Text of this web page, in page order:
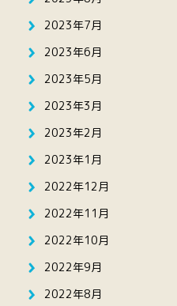
2023年7月
2023年6月
2023年5月
2023年3月
2023年2月
2023年1月
2022年12月
2022年11月
2022年10月
2022年9月
2022年8月